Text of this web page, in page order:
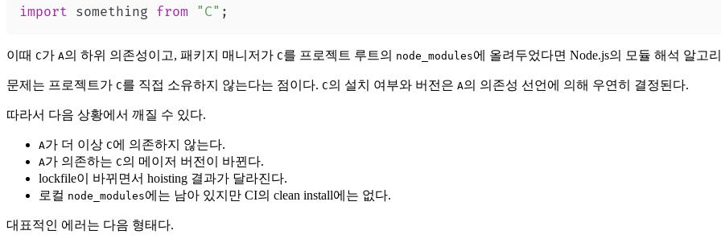
import something from "C" ;
이때 C가 A의 하위 의존성이고, 패키지 매니저가 C를 프로젝트 루트의 node_modules에 올려두었다면 Node.js의 모듈 해석 알고
문제는 프로젝트가 C를 직접 소유하지 않는다는 점이다. C의 설치 여부와 버전은 A의 의존성 선언에 의해 우연히 결정된다.
따라서 다음 상황에서 깨질 수 있다.
A가 더 이상 C에 의존하지 않는다.
A가 의존하는 C의 메이저 버전이 바뀐다.
lockfile이 바뀌면서 hoisting 결과가 달라진다.
로컬 node_modules에는 남아 있지만 CI의 clean install에는 없다.
대표적인 에러는 다음 형태다.